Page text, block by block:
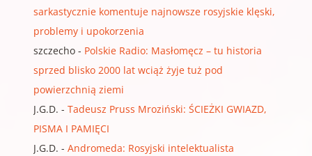
sarkastycznie komentuje najnowsze rosyjskie klęski,
problemy i upokorzenia
szczecho- Polskie Radio: Masłomęcz – tu historia
sprzed blisko 2000 lat wciąż żyje tuż pod
powierzchnią ziemi
J.G.D. - Tadeusz Pruss Mroziński: ŚCIEŻKI GWIAZD,
PISMA I PAMIĘCI
J.G.D. - Andromeda: Rosyjski intelektualista